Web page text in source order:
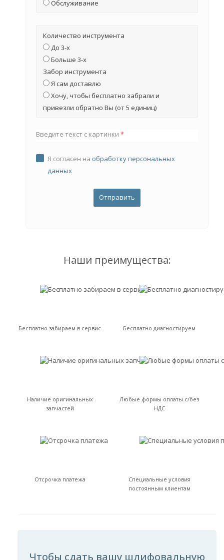
Обслуживание
Количество инструмента
До 3-х
Больше 3-х
Забор инструмента
Я сам доставлю
Хочу, чтобы бесплатно забрали и
привезли обратно Вы (от 5 единиц)
Введите текст с картинки *
Я согласен на обработку персональных
данных
Наши преимущества:
Бесплатно забираем в сервис Бесплатно диагностируем
Наличие оригинальных
запчастей
Любые формы оплаты с/без
НДС
Отсрочка платежа
Специальные условия
постоянным клиентам
Чтобы сдать вашу шлифовальную